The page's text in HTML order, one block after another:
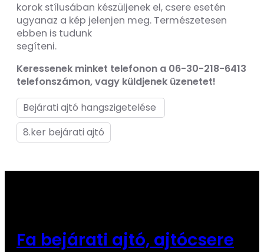
korok stílusában készüljenek el, csere esetén
ugyanaz a kép jelenjen meg. Természetesen
ebben is tudunk
segíteni.
Keressenek minket telefonon a 06-30-218-6413
telefonszámon, vagy küldjenek üzenetet!
Bejárati ajtó hangszigetelése
8.ker bejárati ajtó
Fa bejárati ajtó, ajtócsere